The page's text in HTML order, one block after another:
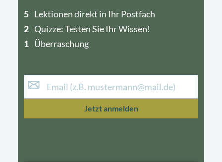
5 Lektionen direkt in Ihr Postfach
2 Quizze: Testen Sie Ihr Wissen!
1 Überraschung
4
1
Jetzt anmelden